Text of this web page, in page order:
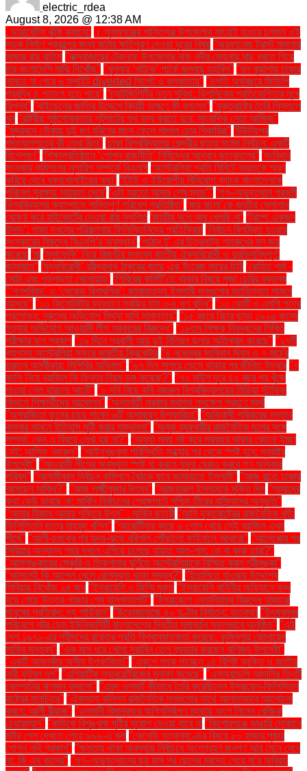
electric_rdea
August 8, 2026 @ 12:38 AM
. ডায়াবেটিস ঝুঁকি কমানো:
। সুনামগঞ্জের শান্তিগঞ্জ উপজেলার সাংহাই হাওরে চলমান এই
সড়ক নির্মাণ প্রকল্পের জন্য জমির ক্ষতিপূরণ দেওয়া দূরের বিষয় ''অরফানেজ ট্রাস্ট মামলায়
সাজার রায় বাতিল ''কক্সবাজারের টেকনাফ উপজেলার নাফ নদীর মোহনায় মাছ ধরতে গিয়ে
চার বাংলাদেশি মাঝি নিখোঁজ'' ''খুলনায় ‘নাটুকে’ পার্কে জলবায়ু তহবিল'' ''ঘন কুয়াশায় ঢাকায়
নামতে না পেরে ৬ ফ্লাইট diverted সিলেট ও কলকাতায়'' ''চলতি অর্থবছরে জিডিপি
প্রবৃদ্ধি ৪ শতাংশ হতে পারে'' ''চ্যাটজিপিটির নতুন সুবিধা: ডিপসিকের প্রতিযোগিতার মুখে
বিপ্লব'' ''বাইডেনের জাতির উদ্দেশে বিদায়ী ভাষণে কী বললেন'' ''যুক্তরাষ্ট্রে তৈরি পিস্তলে
খুন ''রাষ্ট্রীয় পৃষ্ঠপোষকতায় লুটপাটের পথ বন্ধ করতে হবে: সাংবাদিক নেতা আজিজ"
''সুন্দরবনে নৌকায় দুই মণ হরিণের মাংস ফেলে পালাল চোর শিকারিরা'' 'টিউলিপের
পদত্যাগপত্রে কী লেখা ছিল'' 'ঢাকা বিশ্ববিদ্যালয় কেন্দ্রীয় ছাত্র সংসদ নির্বাচন: একটি
বিশ্লেষণ'' 'শিক্ষাপ্রতিষ্ঠানে ‘গোপন রাজনীতি’ নিষিদ্ধের আহ্বান ছাত্রদলের'' 'সংবিধান
সংস্কার কমিশনের সুপারিশ সম্পর্কে বিএনপি ‘অস্ট্রেলিয়া প্রতি মিনিটে ভারতকে স্মরণ
করিয়ে দেবে ধবলধোলাইয়ের কথা’ ‘ইইউ ও ইউরোপীয় বিনিয়োগ ব্যাংক বাংলাদেশকে
পরিবেশ সুরক্ষায় সহায়তা দেবে’ ‘এটা হয়তো আমার শেষ ম্যাচ’" ‘গণ–অভ্যুত্থান পরবর্তী
বিশ্ববিদ্যালয় ক্যাম্পাসে শান্তিপূর্ণ পরিবেশ প্রতিষ্ঠিত’ ‘জয় বাংলা’কে জাতীয় স্লোগান
ঘোষণা করে হাইকোর্টের দেওয়া রায় স্থগিত ‘জাতীয় দলে আর খেলছি না’ ‘ট্রাম্প একজন
উন্মাদ’: গাজা দখলের পরিকল্পনায় ফিলিস্তিনিদের প্রতিক্রিয়া ‘নির্বাচন বিলম্বিত হওয়ার
সংস্কারের বিরুদ্ধে বিএনপি’র অবস্থান’ ‘পাঠান টু’ এর চিত্রনাট্য শাহরুখের মন জয়
করেছে ‘মা ‘মুনাফেকি’ নিয়ে রিজভীর মন্তব্য জাতীয় ঐক্যবিরোধী ও দুরভিসন্ধিপূর্ণ:
জামায়াত" ‘যুদ্ধবিরোধী’ রবীন্দ্রনাথ ঠাকুরের কাছে এক ইংরেজ মায়ের চিঠি ‘রোহিত শর্মা -
মোটা এবং গড়পড়তা খেলোয়াড়’ ‘শিবিরের কমিটি’তে থাকার বিষয়ে পূজা চেরির বক্তব্য
"‘গণপরিষদ’ ও ‘সেকেন্ড রিপাবলিক’: জামায়াতসহ ইসলামী দলগুলোর মতভিন্নতা সামনে
আসছে" "১০ কিলোমিটার ব্যবধানে সবজির দাম ৩-৪ গুণ বৃদ্ধি" "১০ কোটি ও এমপি পদের
প্রলোভন: নুরুলের অভিযোগ মিথ্যা দাবি সামান্তার" "১৫ বছরে বিচার ছাড়া ১৯২৬ জনের
হত্যার অভিযোগ আওয়ামী লীগ সরকারের বিরুদ্ধে" "১৮তম শিক্ষক নিবন্ধনের লিখিত
পরীক্ষার ফল প্রকাশ "১৯ দিনে প্রবাসী আয় দুই বিলিয়ন ডলার অতিক্রম করেছে" "২৭টি
ব্যাগসহ অস্ট্রেলিয়া সফরে ভারতীয় ক্রিকেটার "৪ নভেম্বর সংবিধান দিবস ও ৭ মার্চের
গুরুত্ব অস্বীকার: সিপিবির অভিমত" "৬৭ দিন সাগরে ভেসে থাকার পর জীবিত উদ্ধার "৭
বদলি নিয়ে ব্রাজিল কি ফিফার নিয়ম ভঙ্গ করেছে?" "৭০ মাইল দূরে ৪০ বছর পর খুঁজে
পাওয়া গেল হারানো আংটি" "৮ দবি নিয়ে কবি নজরুল বিশ্ববিদ্যালয়ের মিডিয়া স্টাডিজ
বিভাগে শিক্ষার্থীদের আন্দোলন" "অন্তর্বর্তী সরকার যথাযথ পদক্ষেপ গ্রহণে ব্যর্থ
"অপরাজিতা ফুলের চায়ে পাবেন ৬টি অসাধারণ উপকারিতা" "অভিবাসী পরিবারের সন্তান
কমলার সামনে ইতিহাস সৃষ্টি করার সম্ভাবনা" "অমুক ব্যবসায়ীর রাজনৈতিক দলের সঙ্গে
সম্পর্ক: কেন এ বিষয়ে লেখা হয় না?" "অযথা সময় নষ্ট করে সরকারে থাকার কোনো ইচ্ছা
নেই: আসিফ নজরুল" "আইনশৃঙ্খলা পরিস্থিতি সন্ধ্যার পর থেকে স্পষ্ট হবে: স্বরাষ্ট্র
উপদেষ্টা" "আওয়ামী লীগের অবস্থান স্পষ্ট না করলে যমুনা ঘেরাও করবে গণ অধিকার
পরিষদ" "আগামীকাল নির্বাচন কমিশনে বৈঠকে যাবে জামায়াতে ইসলামী" "আজ রাতে ঢাকায়
আসছেন সাকিব?" "আজ লক্ষ্মীপূজার উৎসব" "আজহারুল ইসলামকে মুক্তি দিন "আমাদের
কথা কেউ ভাবছে না: মার্কিন নির্বাচনের প্রেক্ষাপটে পশ্চিম তীরের বাসিন্দাদের অনুভূতি"
"আমার হিজাব আমার শক্তির উৎস" : মার্কিন ছাত্রী "আমি যুক্তরাষ্ট্রের রাজনৈতিক বন্দী:
ফিলিস্তিনি ছাত্র মাহমুদ খলিল" "আর্জেন্টিনার কাছে ৬ গোল খেয়ে সেই ব্রাজিল এখন
শীর্ষে" "আলী-চমকের পর হৃদয়-ঝড়ে বরিশাল পৌঁছালো ফাইনালে আবারো" "আলেপ্পোর পর
সিরিয়ার অন্যান্য শহর দখলে এগিয়ে চলেছে হায়াত আল-শাম: কে বা কারা তারা?"
"আসলাঙ্কারের সেঞ্চুরি ও তিকশানার ঘূর্ণিতে অস্ট্রেলিয়াকে বিস্মিত করল শ্রীলঙ্কা"
"আসলেই কি আপেল খেলে রোগমুক্ত থাকা সম্ভব?" "ইতালিতে যাওয়ার উদ্দেশ্যে
লিবিয়ায় নিখোঁজ ২৪ জন "ইসরায়েলি ৩ জিম্মি মুক্ত "ইসরায়েলি বাহিনীর অভিযানে বন্ধ
হয়ে গেছে উত্তর গাজার শেষ হাসপাতালটি" "ইসরায়েলে নেতানিয়াহুর বিরুদ্ধে হাজারো
মানুষের প্রতিবাদ: দ্য গার্ডিয়ান" "উড়োজাহাজে ৪০ ঘণ্টার নির্যাতন: হাতকড়া "উৎসবমুখর
পরিবেশে নটর ডেম ইউনিভার্সিটি বাংলাদেশের দ্বিতীয় সমাবর্তন সফলভাবে অনুষ্ঠিত" "এই
দেশ ১৯৭১-এর শহীদদের রক্তের প্রতি বিশ্বাসঘাতকতা করেছে: কুমিল্লায় জোনায়েদ
সাকির মন্তব্য" "এক মাস ধরে খোলা সয়াবিন তেল ব্যবহার করছেন বাণিজ্য উপদেষ্টা"
"একটি আমলকীর অসীম উপকারিতা!" "একুশে পদক পাচ্ছেন ১৪ বিশিষ্ট ব্যক্তি ও জাতীয়
নারী ফুটবল দল" "এশিয়াটিক ল্যাবরেটরিজের মুনাফা কমেছে" "এসঅ্যান্ডপি আদানির তিনটি
কোম্পানির ঋণমান কমালো" "এহুদ ওলমার্ট কীভাবে তৈরি করেছিলেন ইসরায়েল-ফিলিস্তিন
রাষ্ট্রের মানচিত্র" "ঐকমত্য কমিশন রাজনৈতিক দলগুলোর সাথে আলাদাভাবে আলোচনা
করবে: আলী রীয়াজ" "ওসমানী বিমানবন্দরে অগ্নিনির্বাপণ মহড়ায় অংশ নিলেন বেবিচক
চেয়ারম্যান" "কাউকে বিশৃঙ্খলা সৃষ্টির সুযোগ দেওয়া যাবে না "কিশোরগঞ্জে ভাঙারি দোকানে
মর্টার শেল দেখতে পেয়ে ৯৯৯-এ কল "কেনেডি হত্যাকাণ্ডের বিষয়ে ৮০ হাজার পৃষ্ঠার
গোপন নথি প্রকাশ" "ক্ষমতায় থাকা অবস্থায় নির্বাচনে অংশগ্রহণ জনগণ আর মেনে নেবে
না: জি এম কাদের" "গণ–অভ্যুত্থানের ছয় মাস পর ছেলের মরদেহ পেয়ে মা'র অবিরত